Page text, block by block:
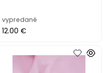
vypredané
12.00 €